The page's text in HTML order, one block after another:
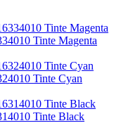
Tinte Magenta
Tinte Cyan
Tinte Black